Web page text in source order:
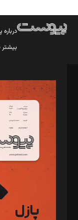
بیشتر
مدیر مسئول: محمدباقر
سردبیر: مهرک محمودی
دبیر تحریریه: میثم
د‌بیر ناداستان: سمانه
د‌بیر خدمت و تجارت:
د‌بیر حقوق فناوری:
د‌بیر پیوست جهان: مینا
د‌بیر تحریریه آنلاین:
تحریریه‌: مجتبی
مصطفی مسجدی آرانی،